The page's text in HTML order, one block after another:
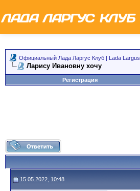
Официальный Лада Ларгус Клуб | Lada
Ларису Ивановну хочу
Регистрация
15.05.2022, 10:48